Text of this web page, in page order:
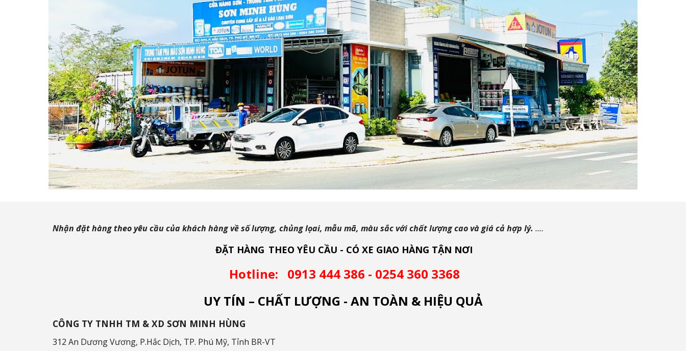
Nhận đặt hàng theo yêu cầu của khách hàng về số lượng, chủng lọai, mẫu mã, màu sắc với chất lượng cao và giá cả hợp lý. ....
ĐẶT HÀNG THEO YÊU CẦU - CÓ XE GIAO HÀNG TẬN NƠI
Hotline:
0913 444 386 - 0254 360 3368
UY TÍN – CHẤT LƯỢNG - AN TOÀN & HIỆU QUẢ
CÔNG TY TNHH TM & XD SƠN MINH HÙNG
312 An Dương Vương, P.Hắc Dịch, TP. Phú Mỹ, Tỉnh BR-VT